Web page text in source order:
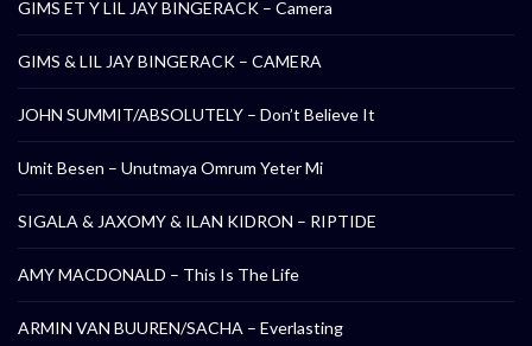
GIMS ET Y LIL JAY BINGERACK – Camera
GIMS & LIL JAY BINGERACK – CAMERA
JOHN SUMMIT/ABSOLUTELY – Don’t Believe It
Umit Besen – Unutmaya Omrum Yeter Mi
SIGALA & JAXOMY & ILAN KIDRON – RIPTIDE
AMY MACDONALD – This Is The Life
ARMIN VAN BUUREN/SACHA – Everlasting